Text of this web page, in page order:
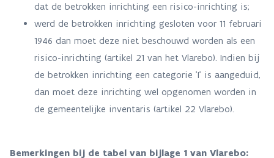
dat de betrokken inrichting een risico-inrichting is;
werd de betrokken inrichting gesloten voor 11 februari
1946 dan moet deze niet beschouwd worden als een
risico-inrichting (artikel 21 van het Vlarebo). Indien bij
de betrokken inrichting een categorie 'I' is aangeduid,
dan moet deze inrichting wel opgenomen worden in
de gemeentelijke inventaris (artikel 22 Vlarebo).
Bemerkingen bij de tabel van bijlage 1 van Vlarebo: